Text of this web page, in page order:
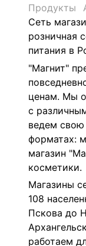
Продукты
Сеть
розничная
питания в
"Магнит"
ценам. Мы
с
ведем свою
форматах:
магазин
косметики.
Магазины
108
Пскова до
работаем